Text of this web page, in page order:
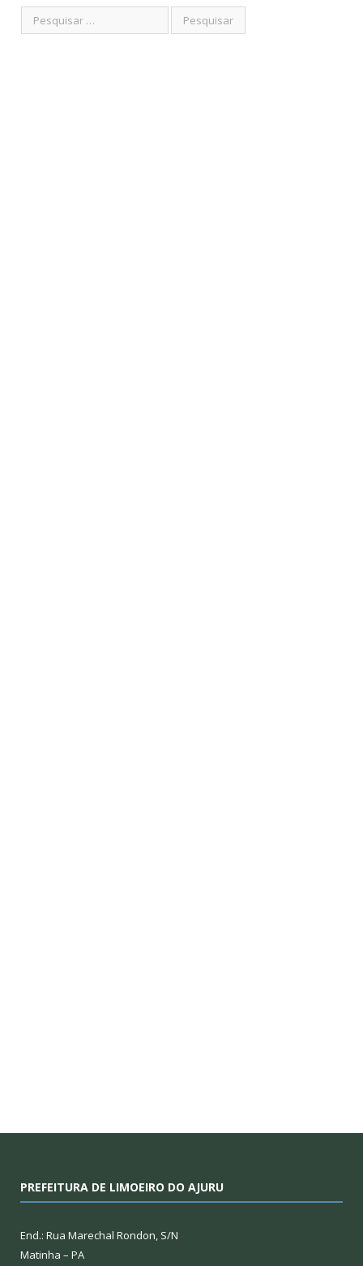
PREFEITURA DE LIMOEIRO DO AJURU
End.: Rua Marechal Rondon, S/N
Matinha – PA